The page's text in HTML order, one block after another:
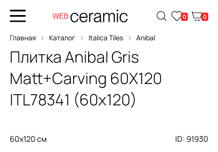
0 0
Главная Каталог Italica Tiles Anibal
ПлиткаAnibal Gris
Matt+Carving 60X120
ITL78341 (60x120)
60x120 см ID: 91930